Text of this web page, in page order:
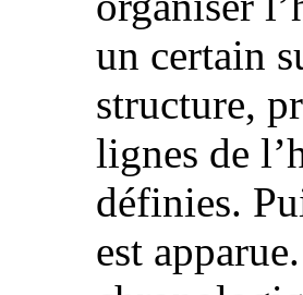
un certain
structure,
lignes de
définies.
est